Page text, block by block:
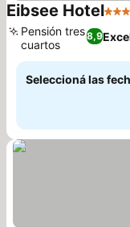
Eibsee Hotel4
8,9
Pensión tres
cuartos
Seleccioná las